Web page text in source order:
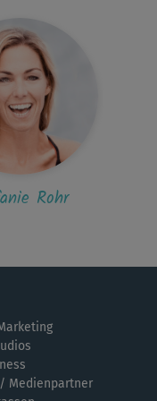
Kursen und den
Rohr
Medienpartner